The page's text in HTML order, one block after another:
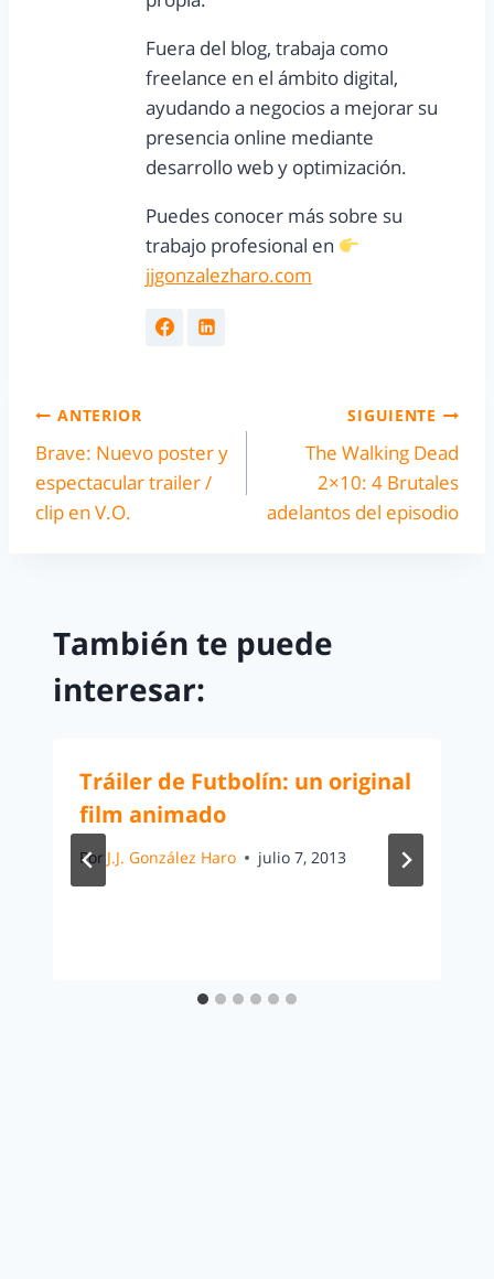
Fuera del blog, trabaja como
freelance en el ámbito digital,
ayudando a negocios a mejorar su
presencia online mediante
desarrollo web y optimización.
Puedes conocer más sobre su
trabajo profesional en
jjgonzalezharo.com
ANTERIOR
Brave: Nuevo poster y
espectacular trailer /
clip en V.O.
SIGUIENTE
The Walking Dead
2×10: 4 Brutales
adelantos del episodio
También te puede
interesar:
Tráiler de Futbolín: un original
film animado
Por J.J. González Haro julio 7, 2013